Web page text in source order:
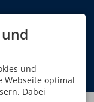
EU
und
Webseite optimal
Dabei